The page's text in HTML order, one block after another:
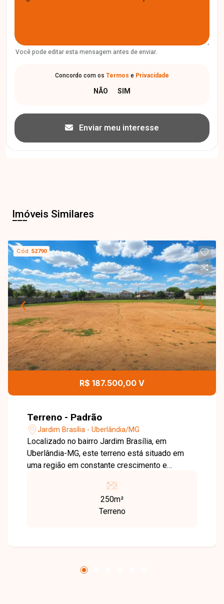
Você pode editar esta mensagem antes de enviar.
Concordo com os Termos e Privacidade
Enviar meu interesse
Imóveis Similares
Cód.52790
R$ 187.500,00 V
Terreno - Padrão
Jardim Brasília - Uberlândia/MG
Localizado no bairro Jardim Brasília, em
Uberlândia-MG, este terreno está situado em
uma região em constante crescimento e
da cidade e próximo a supermercados, escolas,
farmácias, comércios e diversos serviços,
proporcionando praticidade e excelente
aproveitamento para projetos residenciais,
250m²
Terreno